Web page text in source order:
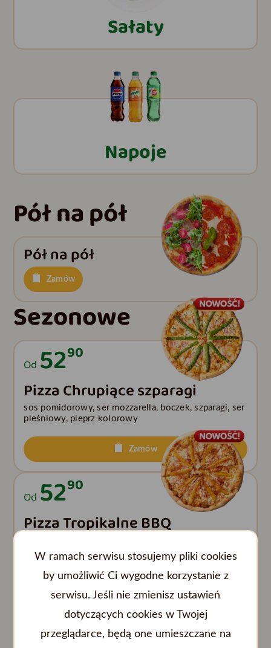
Sałaty
Napoje
Pół na pół
Pół na pół
Zamów
Sezonowe
Od 5290
Pizza Chrupiące szparagi
sos pomidorowy, ser mozzarella, boczek, szparagi, ser
pleśniowy, pieprz kolorowy
Zamów
Od 5290
Pizza Tropikalne BBQ
paski chili
Zamów
5290
W ramach serwisu stosujemy pliki cookies
by umożliwić Ci wygodne korzystanie z
serwisu. Jeśli nie zmienisz ustawień
dotyczących cookies w Twojej
przeglądarce, będą one umieszczane na